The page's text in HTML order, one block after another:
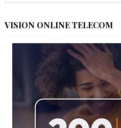
VISION ONLINE TELECOM